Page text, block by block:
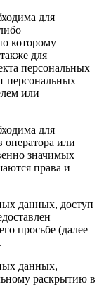
для
которому
для
персональных
персональных
или
для
оператора или
значимых
права и
данных, доступ
просьбе (далее
данных,
раскрытию в